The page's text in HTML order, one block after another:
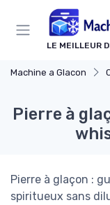
LE MEILLEUR
Machine a Glacon
Pierre à
Pierre à glaçon :
spiritueux sans
Panneau de gestion